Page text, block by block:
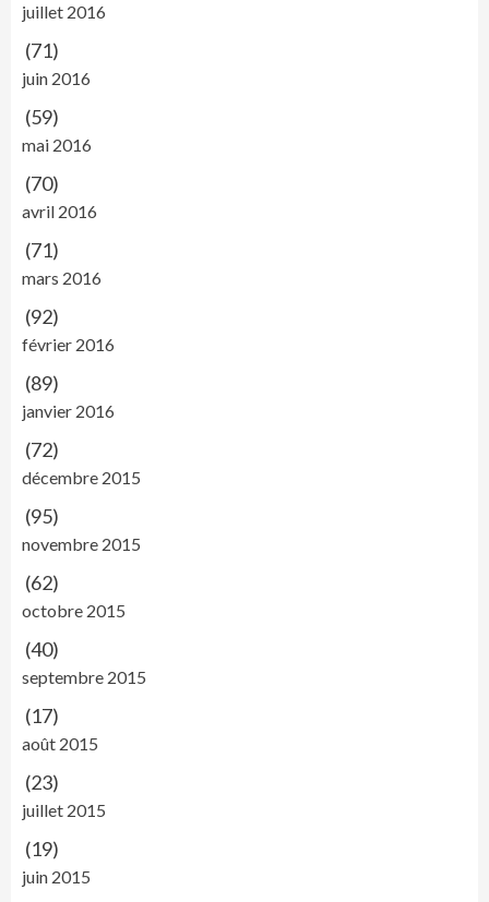
juillet 2016
(71)
juin 2016
(59)
mai 2016
(70)
avril 2016
(71)
mars 2016
(92)
février 2016
(89)
janvier 2016
(72)
décembre 2015
(95)
novembre 2015
(62)
octobre 2015
(40)
septembre 2015
(17)
août 2015
(23)
juillet 2015
(19)
juin 2015